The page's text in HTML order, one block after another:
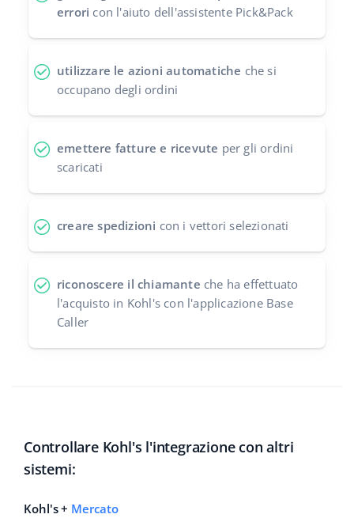
errori con l'aiuto dell'assistente Pick&Pack
utilizzare le azioni automatiche che si
occupano degli ordini
emettere fatture e ricevute per gli ordini
scaricati
creare spedizioni con i vettori selezionati
riconoscere il chiamante che ha effettuato
l'acquisto in Kohl's con l'applicazione Base
Caller
Controllare Kohl's l'integrazione con altri
sistemi:
Kohl's + Mercato